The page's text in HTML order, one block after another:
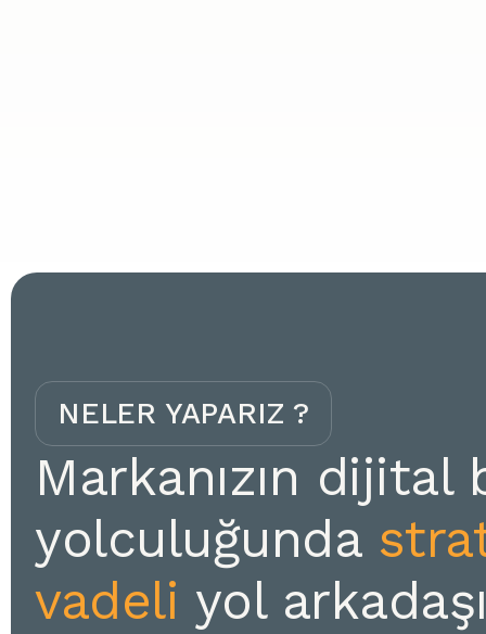
NELER YAPARIZ ?
Markanızın dijital
yolculuğunda
vadeli yol